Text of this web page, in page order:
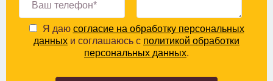
Я даю согласие на обработку персональных
данных и соглашаюсь с политикой обработки
персональных данных.